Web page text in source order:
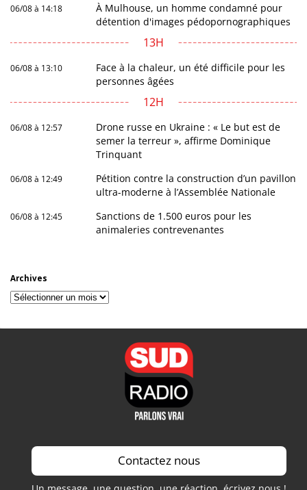
06/08 à 14:18
À Mulhouse, un homme condamné pour
détention d'images pédopornographiques
13H
06/08 à 13:10
Face à la chaleur, un été difficile pour les
personnes âgées
12H
06/08 à 12:57
Drone russe en Ukraine : « Le but est de
semer la terreur », affirme Dominique
Trinquant
06/08 à 12:49
Pétition contre la construction d’un pavillon
ultra-moderne à l’Assemblée Nationale
06/08 à 12:45
Sanctions de 1.500 euros pour les
animaleries contrevenantes
Archives
Archives
Contactez nous